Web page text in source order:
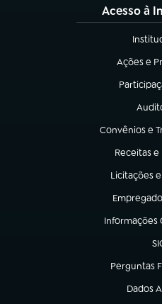
Acesso à
(abre
Ações e
(abre em
(abre em
(abre
Convênios e
(abre em
Receitas e
(abre em
Licitações
(abre em
(abre em
Informações
(abre em
Perguntas
(abre em
Dados
(abre